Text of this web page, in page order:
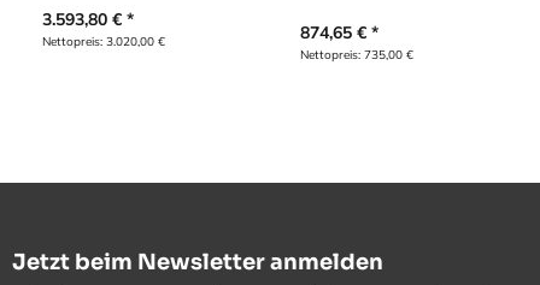
3.593,80 €
Nettopreis: 3.020,00 € 874,65€
Nettopreis: 735,00€
Jetzt beim Newsletter anmelden